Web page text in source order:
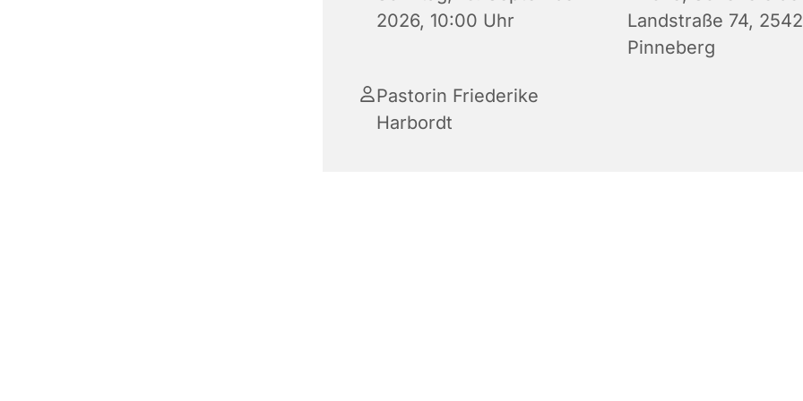
2026, 10:00 Uhr
Landstraße 74,
Pinneberg
Pastorin Friederike
Harbordt